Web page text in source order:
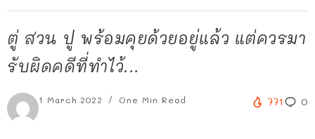
ตู่ สวน ปู พร้อมคุยด้วยอยู่แล้ว แต่ควรมา
รับผิดคดีที่ทำไว้...
1 March 2022 One Min Read 771 0